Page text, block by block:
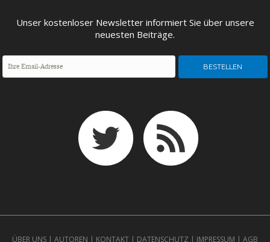
Unser kostenloser Newsletter informiert Sie über unsere
neuesten Beiträge.
ÜBER UNS | AUTOREN | KONTAKT | DATENSCHUTZ | IMPRESSUM | AGB